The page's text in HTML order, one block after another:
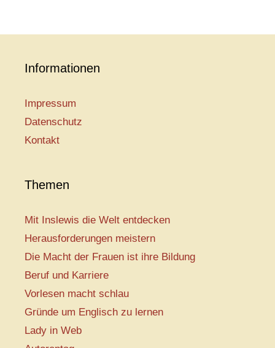
Informationen
Impressum
Datenschutz
Kontakt
Themen
Mit Inslewis die Welt entdecken
Herausforderungen meistern
Die Macht der Frauen ist ihre Bildung
Beruf und Karriere
Vorlesen macht schlau
Gründe um Englisch zu lernen
Lady in Web